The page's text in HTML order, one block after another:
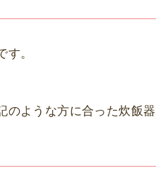
す。
ような方に合った炊飯器